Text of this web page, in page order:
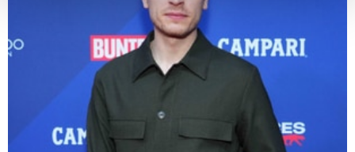
Erfahren Sie mehr darüber, wie Ihre persönlichen Daten
verarbeitet werden, und legen Sie Ihre Präferenzen im
Abschnitt Einzelheitenfest.
Wir verwenden Cookies, um Inhalte und Anzeigen zu
personalisieren, Funktionen für soziale Medien anbieten
zu können und die Zugriffe auf unsere Website zu
analysieren. Außerdem geben wir Informationen zu Ihrer